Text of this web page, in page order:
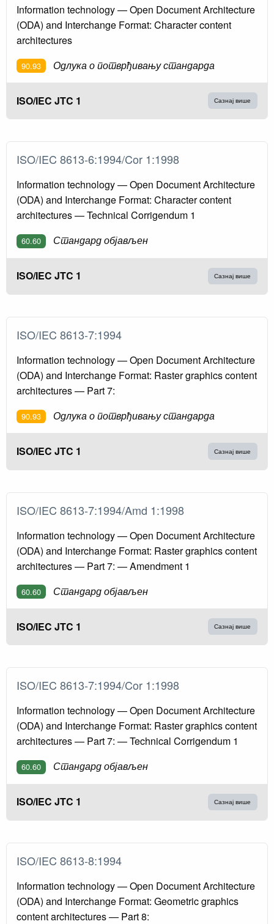
Information technology — Open Document Architecture
(ODA) and Interchange Format: Character content
architectures
90.93 Одлука о потврђивању стандарда
ISO/IEC JTC 1 Сазнај више
ISO/IEC 8613-6:1994/Cor 1:1998
Information technology — Open Document Architecture
(ODA) and Interchange Format: Character content
architectures — Technical Corrigendum 1
60.60 Стандард објављен
ISO/IEC JTC 1 Сазнај више
ISO/IEC 8613-7:1994
Information technology — Open Document Architecture
(ODA) and Interchange Format: Raster graphics content
architectures — Part 7:
90.93 Одлука о потврђивању стандарда
ISO/IEC JTC 1 Сазнај више
ISO/IEC 8613-7:1994/Amd 1:1998
Information technology — Open Document Architecture
(ODA) and Interchange Format: Raster graphics content
architectures — Part 7: — Amendment 1
60.60 Стандард објављен
ISO/IEC JTC 1 Сазнај више
ISO/IEC 8613-7:1994/Cor 1:1998
Information technology — Open Document Architecture
(ODA) and Interchange Format: Raster graphics content
architectures — Part 7: — Technical Corrigendum 1
60.60 Стандард објављен
ISO/IEC JTC 1 Сазнај више
ISO/IEC 8613-8:1994
Information technology — Open Document Architecture
(ODA) and Interchange Format: Geometric graphics
content architectures — Part 8: